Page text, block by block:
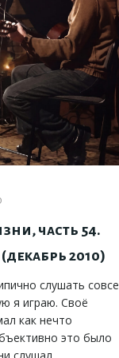
часть 54.
2010)
слушать
я играю. Своё
как нечто
это было